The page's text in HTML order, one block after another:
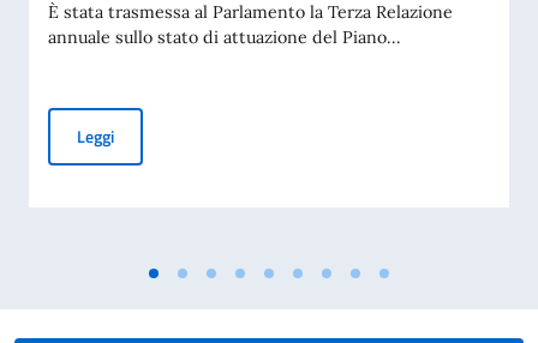
È stata trasmessa al Parlamento la Terza Relazione
annuale sullo stato di attuazione del Piano...
LeggiPiano Mattei per l’Africa, trasmessa al Parlamento la